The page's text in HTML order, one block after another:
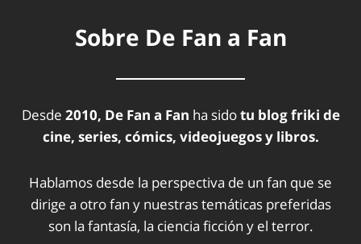
Sobre De Fan a Fan
Desde 2010, De Fan a Fan ha sidotu blog friki de
cine, series, cómics, videojuegos y libros.
Hablamos desde la perspectiva de un fan que se
dirige a otro fan y nuestras temáticas preferidas
son la fantasía, la ciencia ficción y el terror.